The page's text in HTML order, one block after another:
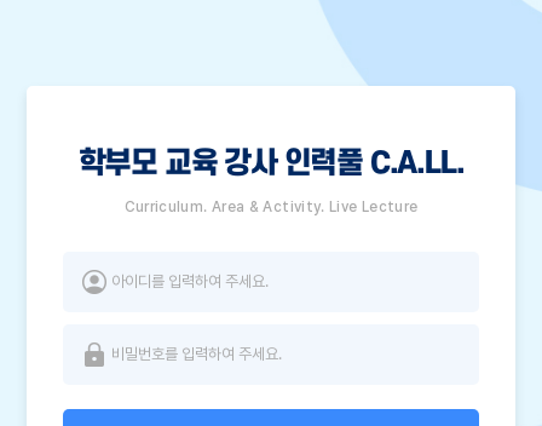
학부모 교육 강사 인력풀 C.A.LL.
Curriculum. Area & Activity. Live Lecture